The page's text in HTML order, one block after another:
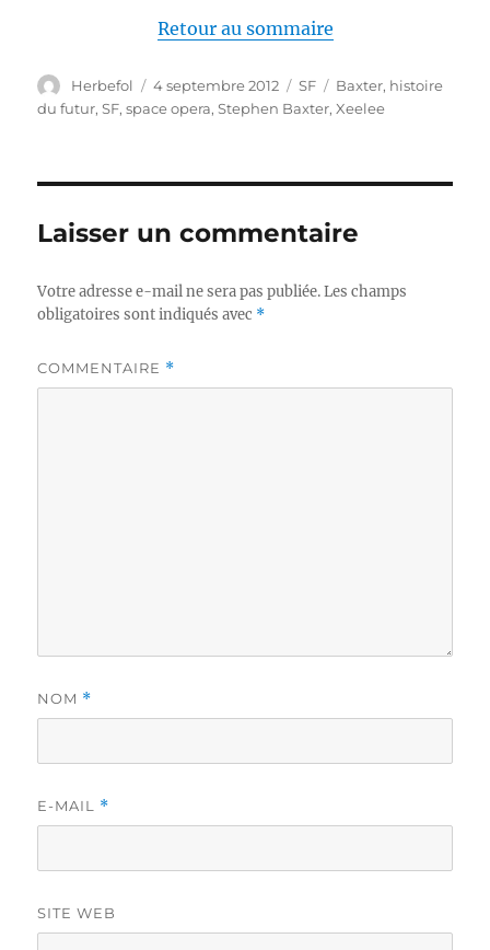
Retour au sommaire
Auteur
Herbefol
Publié
le
4 septembre 2012 Catégories
SF Étiquettes
Baxter, histoire
du futur,SF,space opera,Stephen Baxter,Xeelee
Laisser un commentaire
Votre adresse e-mail ne sera pas publiée. Les champs
obligatoires sont indiqués avec *
COMMENTAIRE *
NOM *
E-MAIL *
SITE WEB